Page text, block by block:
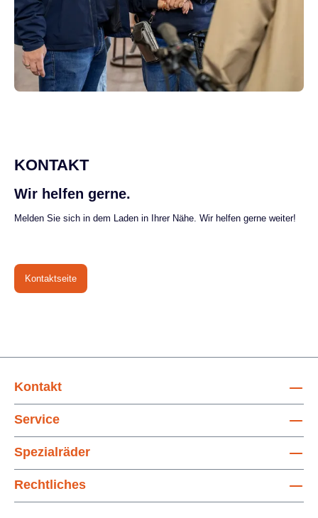
KONTAKT
Wir helfen gerne.
Melden Sie sich in dem Laden in Ihrer Nähe. Wir helfen gerne weiter!
Kontaktseite
Kontakt
Service
Spezialräder
Rechtliches